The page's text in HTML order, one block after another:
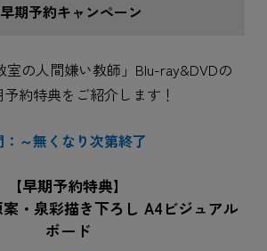
期予約キャンペーン
室の人間嫌い教師」Blu-ray&DVDの
約特典をご紹介します！
～無くなり次第終了
【早期予約特典】
・泉彩描き下ろし A4ビジュアル
ボード